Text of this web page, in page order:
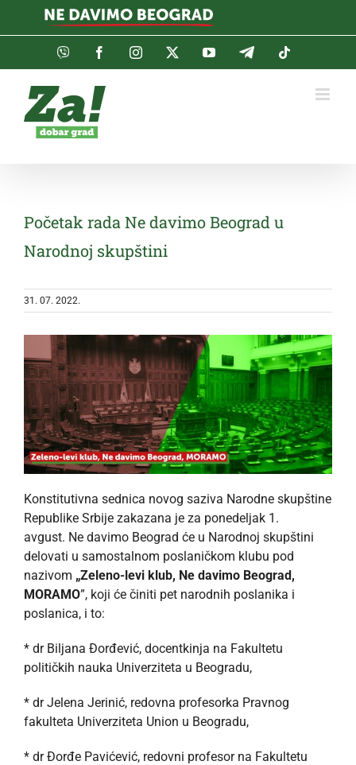
Viber FacebookInstagramTwitterYouTubeTelegram
Početak rada Ne davimo Beograd u
Narodnoj skupštini
31. 07. 2022.
Konstitutivna sednica novog saziva Narodne skupštine
Republike Srbije zakazana je za ponedeljak 1.
avgust. Ne davimo Beograd će u Narodnoj skupštini
delovati u samostalnom poslaničkom klubu pod
nazivom „Zeleno-levi klub, Ne davimo Beograd,
MORAMO”, koji će činiti pet narodnih poslanika i
poslanica, i to:
* dr Biljana Đorđević, docentkinja na Fakultetu
političkih nauka Univerziteta u Beogradu,
* dr Jelena Jerinić, redovna profesorka Pravnog
fakulteta Univerziteta Union u Beogradu,
* dr Đorđe Pavićević, redovni profesor na Fakultetu